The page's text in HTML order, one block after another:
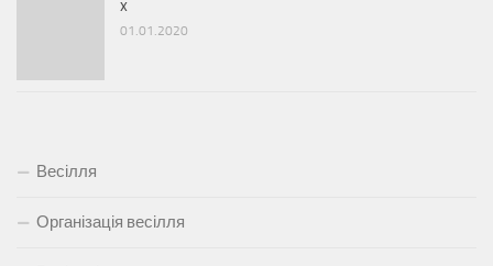
x
01.01.2020
Весілля
Організація весілля